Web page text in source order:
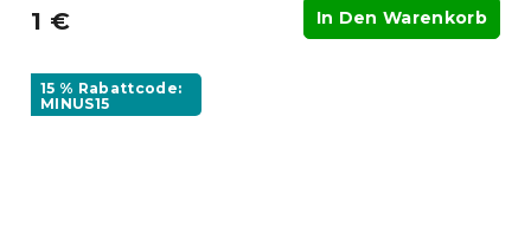
1 € In Den Warenkorb
15 % Rabattcode:
MINUS15